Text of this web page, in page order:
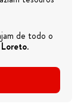
de todo o
.